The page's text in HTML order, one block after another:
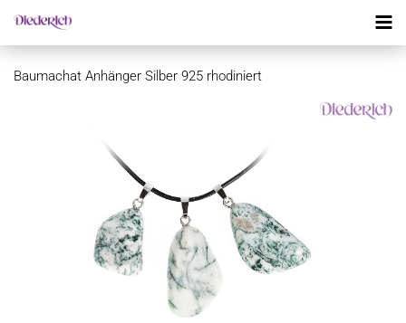
Baumachat Anhänger Silber 925 rhodiniert